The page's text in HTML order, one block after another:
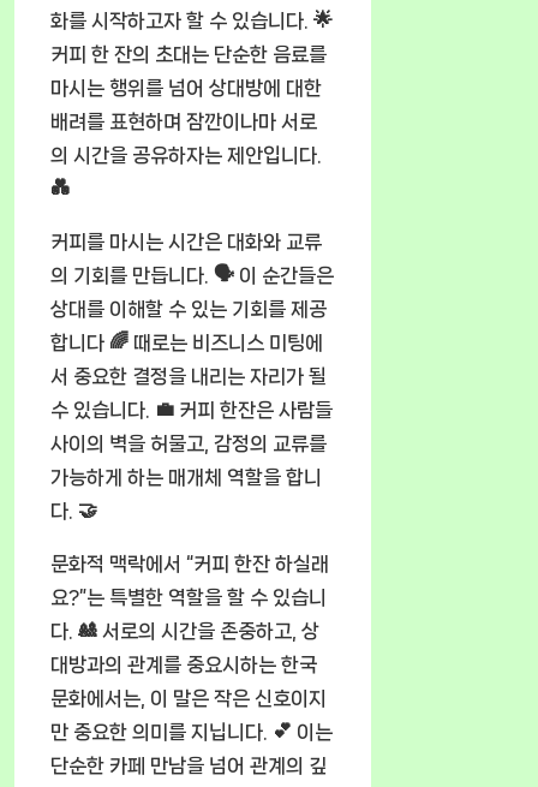
화를 시작하고자 할 수 있습니다. 🌟
커피 한 잔의 초대는 단순한 음료를
마시는 행위를 넘어 상대방에 대한
배려를 표현하며 잠깐이나마 서로
의 시간을 공유하자는 제안입니다.
💑
커피를 마시는 시간은 대화와 교류
의 기회를 만듭니다. 🗣️ 이 순간들은
상대를 이해할 수 있는 기회를 제공
합니다 🌈 때로는 비즈니스 미팅에
서 중요한 결정을 내리는 자리가 될
수 있습니다. 💼 커피 한잔은 사람들
사이의 벽을 허물고, 감정의 교류를
가능하게 하는 매개체 역할을 합니
다. 🤝
문화적 맥락에서 “커피 한잔 하실래
요?”는 특별한 역할을 할 수 있습니
다. 🎎 서로의 시간을 존중하고, 상
대방과의 관계를 중요시하는 한국
문화에서는, 이 말은 작은 신호이지
만 중요한 의미를 지닙니다. 💕 이는
단순한 카페 만남을 넘어 관계의 깊